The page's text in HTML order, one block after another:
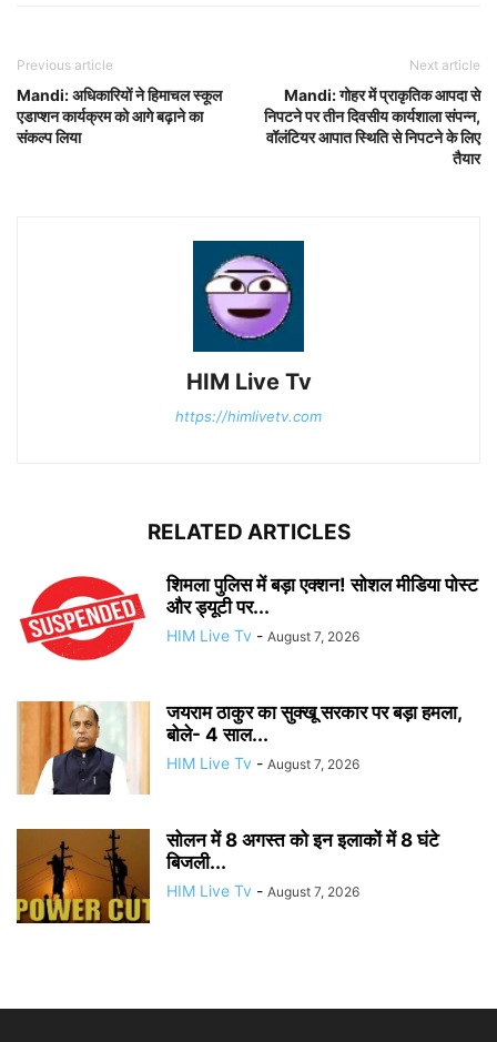
Previous article
Mandi: अधिकारियों ने हिमाचल स्कूल
एडाप्शन कार्यक्रम को आगे बढ़ाने का
संकल्प लिया
Next article
Mandi: गोहर में प्राकृतिक आपदा से
निपटने पर तीन दिवसीय कार्यशाला संपन्न,
वॉलंटियर आपात स्थिति से निपटने के लिए
तैयार
HIM Live Tv
https://himlivetv.com
RELATED ARTICLES
शिमला पुलिस में बड़ा एक्शन! सोशल मीडिया पोस्ट
और ड्यूटी पर...
HIM Live Tv - August 7, 2026
जयराम ठाकुर का सुक्खू सरकार पर बड़ा हमला,
बोले- 4 साल...
HIM Live Tv - August 7, 2026
सोलन में 8 अगस्त को इन इलाकों में 8 घंटे
बिजली...
HIM Live Tv - August 7, 2026